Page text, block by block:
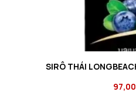
SIRÔ THÁI